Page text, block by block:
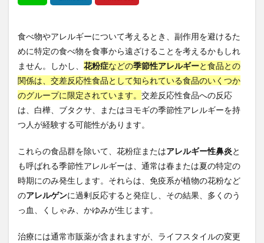
太陽光発電併用
太陽光発電所
太陽寺
太陽礼拝 失敗から学ぶ
奇形精子症
奇跡の木
奉仕活動 奥ノ院
奥村康
女性は長生き
女性ホルモン
好きと嫌い
好き嫌いの復権
好意の報復性
好感度ギャップ
妊活
始皇帝
嫉妬から学ぶ
嫌悪の報復性
子供が危ない
子宮筋腫 子育て
孟子解
季節を味わう
季節性アレルギー
学びの旅
学問のすすめ
学問の重要性
学習習慣
宅地建物取引士 宅建
宅建六法
食べ物やアレルギーについて考えるとき、副作用を避けるた
めに特定の食べ物を食事から遠ざけることを考えるかもしれ
ません。しかし、 花粉症などの季節性アレルギーと食品との
関係は、交差反応性食品として知られている食品のいくつか
のグループに限定されています。 交差反応性食品への反応
は、白樺、ブタクサ、またはヨモギの季節性アレルギーを持
つ人が経験する可能性があります。
これらの食品群を除いて、花粉症またはアレルギー性鼻炎と
も呼ばれる季節性アレルギーは、通常は春または夏の特定の
時期にのみ発生します。それらは、免疫系が植物の花粉など
のアレルゲンに過剰反応すると発症し、その結果、多くのう
っ血、くしゃみ、かゆみが生じます。
治療には通常市販薬が含まれますが、ライフスタイルの変更